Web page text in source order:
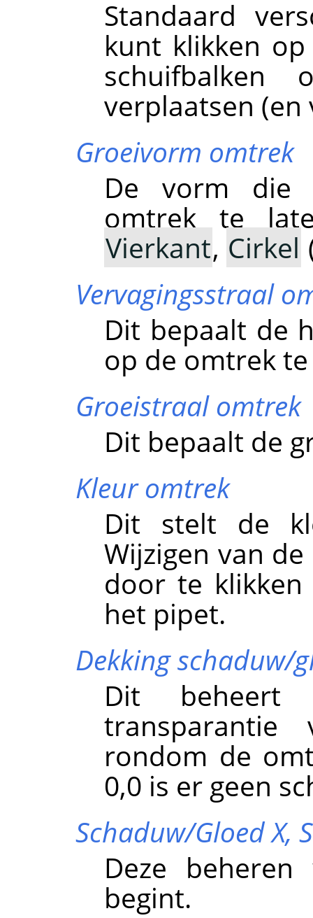
Standaard
kunt klikken
verplaatsen (en
Groeivorm omtrek
De vorm die
omtrek te
Vierkant, Cirkel
Vervagingsstraal
Dit bepaalt de
op de omtrek
Groeistraal omtrek
Dit bepaalt de
Kleur omtrek
Dit stelt de
Wijzigen van
door te
het pipet.
Dekking schaduw/
Dit beheert
transparantie
rondom de
0,0 is er geen
Schaduw/Gloed X,
Deze
begint.